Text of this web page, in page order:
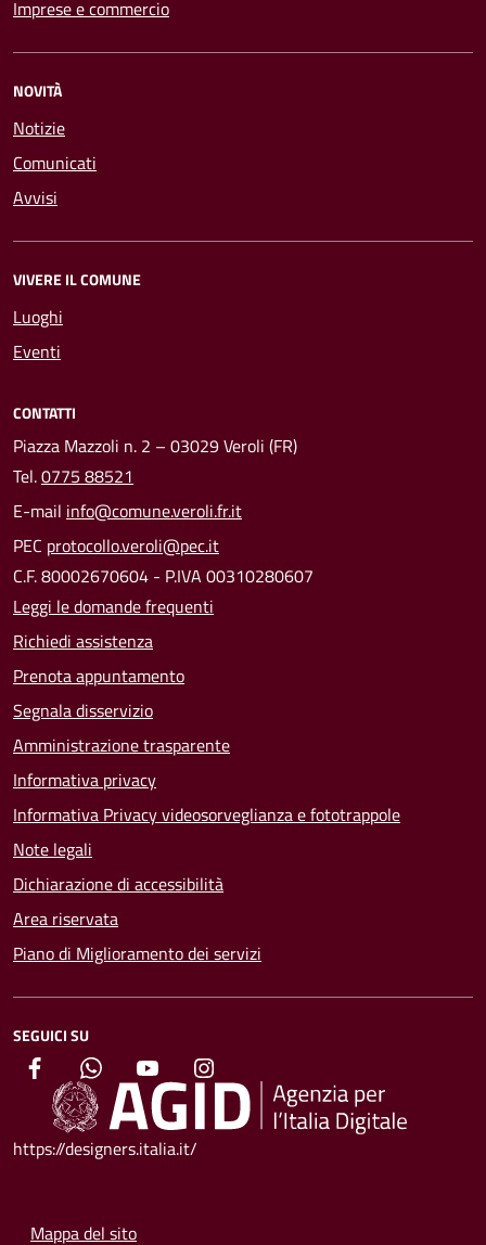
Imprese e commercio
NOVITÀ
Notizie
Comunicati
Avvisi
VIVERE IL COMUNE
Luoghi
Eventi
CONTATTI
Piazza Mazzoli n. 2 – 03029 Veroli (FR)
Tel.0775 88521
E-mail info@comune.veroli.fr.it
PEC protocollo.veroli@pec.it
C.F. 80002670604 - P.IVA 00310280607
Leggi le domande frequenti
Richiedi assistenza
Prenota appuntamento
Segnala disservizio
Amministrazione trasparente
Informativa privacy
Informativa Privacy videosorveglianza e fototrappole
Note legali
Dichiarazione di accessibilità
Area riservata
Piano di Miglioramento dei servizi
SEGUICI SU
https://designers.italia.it/
Mappa del sito